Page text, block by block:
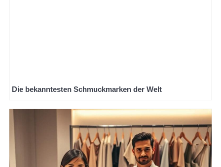
Die bekanntesten Schmuckmarken der Welt